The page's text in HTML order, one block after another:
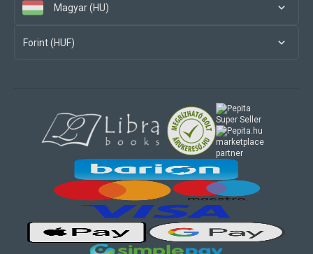
Magyar (HU)
Forint (HUF)
marketplace
partner